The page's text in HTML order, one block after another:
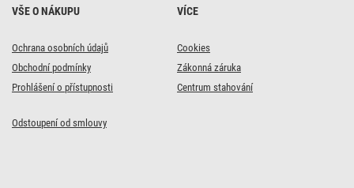
10 ks
VŠE O NÁKUPU
Ochrana osobních údajů
Obchodní podmínky
Prohlášení o přístupnosti
VÍCE
Cookies
Zákonná záruka
Centrum stahování
Odstoupení od smlouvy